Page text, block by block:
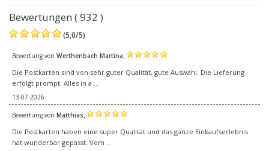
Bewertungen ( 932 )
(5,0/5)
Bewertung von Werthenbach Martina,
Die Postkarten sind von sehr guter Qualität, gute Auswahl. Die Lieferung
erfolgt prompt. Alles in a ...
13-07-2026
Bewertung von Matthias,
Die Postkarten haben eine super Qualität und das ganze Einkaufserlebnis
hat wunderbar gepasst. Vom ...